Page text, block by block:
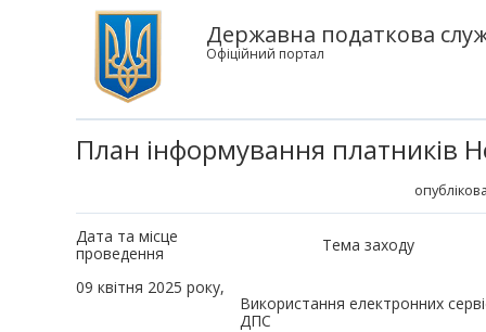
Державна податкова
Офіційний портал
План інформування платників
Дата та місце
проведення
Тема заходу
09 квітня 2025 року,
Використання електронних
ДПС